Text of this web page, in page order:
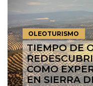
OLEOTURISMO
TIEMPO DE
COMO
EN SIERRA